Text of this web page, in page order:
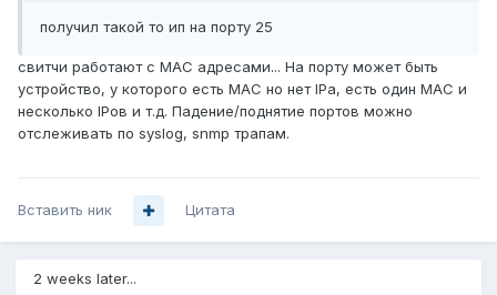
получил такой то ип на порту 25
свитчи работают с MAC адресами... На порту может быть
устройство, у которого есть MAC но нет IPa, есть один MAC и
несколько IPов и т.д. Падение/поднятие портов можно
отслеживать по syslog, snmp трапам.
Вставить ник Цитата
2 weeks later...